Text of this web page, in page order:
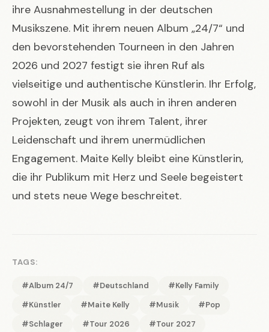
ihre Ausnahmestellung in der deutschen
Musikszene. Mit ihrem neuen Album „24/7“ und
den bevorstehenden Tourneen in den Jahren
2026 und 2027 festigt sie ihren Ruf als
vielseitige und authentische Künstlerin. Ihr Erfolg,
sowohl in der Musik als auch in ihren anderen
Projekten, zeugt von ihrem Talent, ihrer
Leidenschaft und ihrem unermüdlichen
Engagement. Maite Kelly bleibt eine Künstlerin,
die ihr Publikum mit Herz und Seele begeistert
und stets neue Wege beschreitet.
TAGS:
#Album 24/7 #Deutschland
#Kelly Family
#Künstler
#Maite Kelly #Musik
#Pop
#Schlager
#Tour 2026 #Tour 2027